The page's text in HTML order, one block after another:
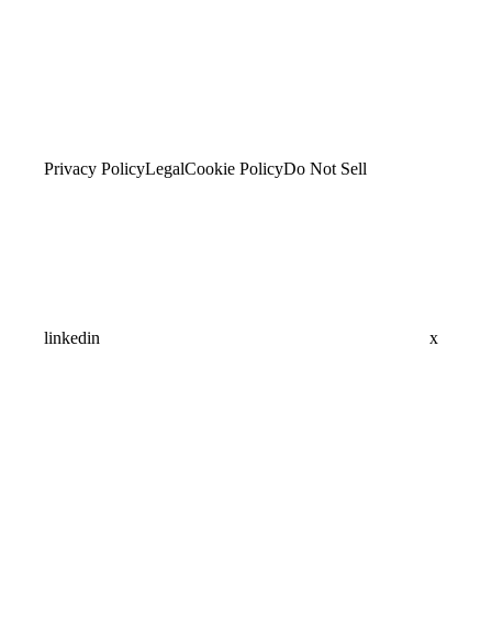
Privacy PolicyLegalCookie PolicyDo Not Sell
linkedin x